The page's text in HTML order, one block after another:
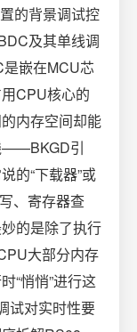
的背景调试控
及其单线调
嵌在MCU芯
CPU核心的
内存空间却能
——BKGD引
的“下载器”或
、寄存器查
的是除了执行
大部分内存
“悄悄”进行这
试对实时性要